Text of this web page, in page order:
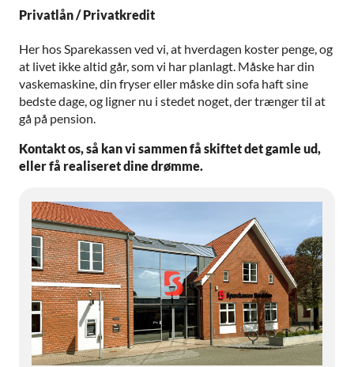
Privatlån / Privatkredit
Her hos Sparekassen ved vi, at hverdagen koster penge, og
at livet ikke altid går, som vi har planlagt. Måske har din
vaskemaskine, din fryser eller måske din sofa haft sine
bedste dage, og ligner nu i stedet noget, der trænger til at
gå på pension.
Kontakt os, så kan vi sammen få skiftet det gamle ud,
eller få realiseret dine drømme.